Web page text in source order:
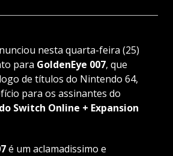
nesta quarta-feira (25)
para GoldenEye 007, que
de títulos do Nintendo 64,
para os assinantes do
Switch Online + Expansion
é um aclamadissimo e